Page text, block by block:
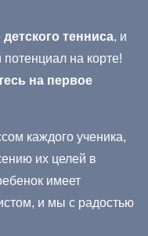
детского тенниса, и
на корте!
на первое
каждого ученика,
их целей в
имеет
и мы с радостью